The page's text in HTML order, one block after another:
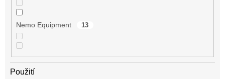
Nemo Equipment 13
Použití